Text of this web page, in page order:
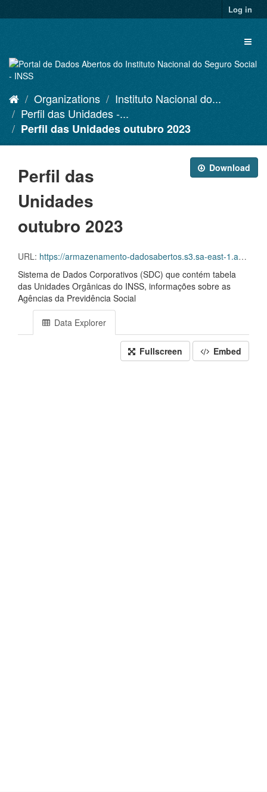
to
Log in
Organizations
Instituto Nacional do...
Perfil das Unidades -...
Perfil das Unidades outubro 2023
Download
Perfil das
Unidades
outubro 2023
URL: https://armazenamento-dadosabertos.s3.sa-east-1.amazonaws.com/PDA_2023_2025/Grupos_de_dados/Perfil+das+Unidades/agencias-da-previdencia-social-102023.xlsx
Sistema de Dados Corporativos (SDC) que contém tabela
das Unidades Orgânicas do INSS, informações sobre as
Agências da Previdência Social
Data Explorer
Fullscreen Embed